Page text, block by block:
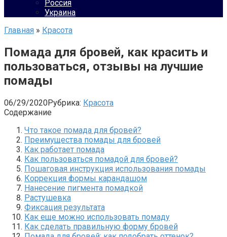
Россия
Украина
Главная » Красота
Помада для бровей, как красить и
пользоваться, отзывы на лучшие
помады
06/29/2020Рубрика: Красота
Содержание
Что такое помада для бровей?
Преимущества помады для бровей
Как работает помада
Как пользоваться помадой для бровей?
Пошаговая инструкция использования помады
Коррекция формы карандашом
Нанесение пигмента помадкой
Растушевка
Фиксация результата
Как еще можно использовать помаду
Как сделать правильную форму бровей